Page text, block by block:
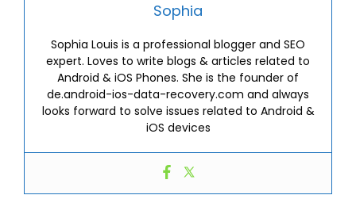
Sophia
Sophia Louis is a professional blogger and SEO
expert. Loves to write blogs & articles related to
Android & iOS Phones. She is the founder of
de.android-ios-data-recovery.com and always
looks forward to solve issues related to Android &
iOS devices